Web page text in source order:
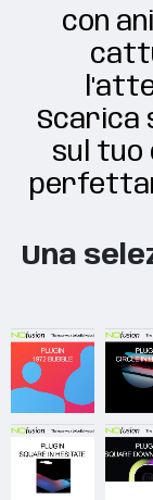
con
Scarica
sul tuo
Una